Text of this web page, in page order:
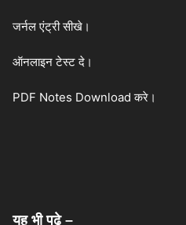
जर्नल एंट्री सीखे।
ऑनलाइन टेस्ट दे।
PDF Notes Download करे।
यह भी पढे –